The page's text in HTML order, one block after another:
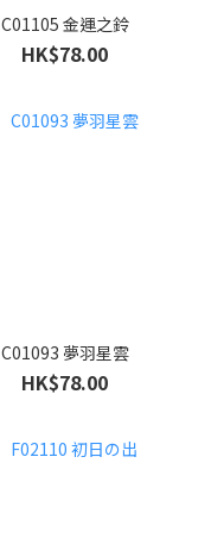
C01105 金運之鈴
HK$78.00
C01093 夢羽星雲
HK$78.00